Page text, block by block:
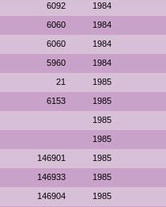
6092 1984
6060 1984
6060 1984
5960 1984
21 1985
6153 1985
1985
1985
146901 1985
146933 1985
146904 1985